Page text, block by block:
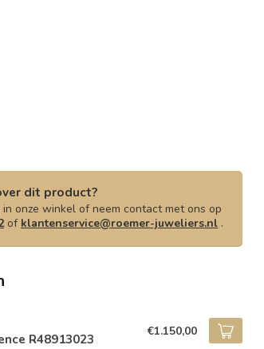
dit product?
onze winkel of neem contact met ons op
of klantenservice@roemer-juweliers.nl .
R48913023 €1.150,00